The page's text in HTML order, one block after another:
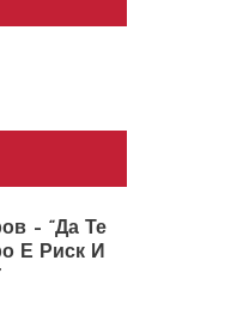
– “Да Те
Е Риск И